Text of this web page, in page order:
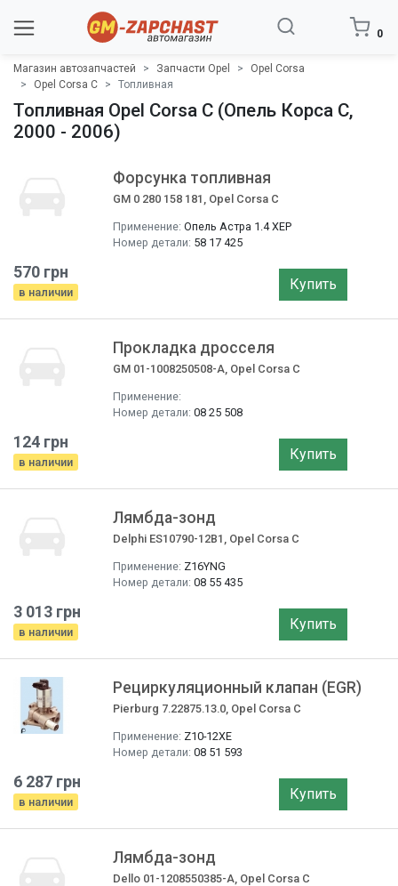
0
Магазин автозапчастей Запчасти Opel
Opel Corsa
Opel Corsa C
Топливная
Топливная Opel Corsa C (Опель Корса C,
2000 - 2006)
Форсунка топливная
GM 0 280 158 181, Opel Corsa C
Применение: Опель Астра 1.4 XEP
Номер детали: 58 17 425
570 грн
в наличии Купить
Прокладка дросселя
GM 01-1008250508-A, Opel Corsa C
Применение:
Номер детали: 08 25 508
124 грн
в наличии Купить
Лямбда-зонд
Delphi ES10790-12B1, Opel Corsa C
Применение: Z16YNG
Номер детали: 08 55 435
3 013 грн
в наличии Купить
Рециркуляционный клапан (EGR)
Pierburg 7.22875.13.0, Opel Corsa C
Применение: Z10-12XE
Номер детали: 08 51 593
6 287 грн
в наличии Купить
Лямбда-зонд
Dello 01-1208550385-A, Opel Corsa C